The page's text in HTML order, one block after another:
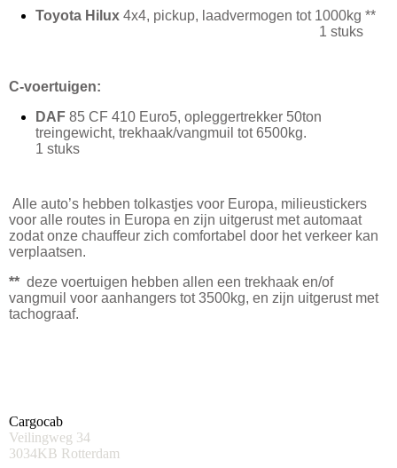
Toyota Hilux 4x4, pickup, laadvermogen tot 1000kg **
1 stuks
C-voertuigen:
DAF 85 CF 410 Euro5, opleggertrekker 50ton
treingewicht, trekhaak/vangmuil tot 6500kg.
1 stuks
Alle auto’s hebben tolkastjes voor Europa, milieustickers
voor alle routes in Europa en zijn uitgerust met automaat
zodat onze chauffeur zich comfortabel door het verkeer kan
verplaatsen.
** deze voertuigen hebben allen een trekhaak en/of
vangmuil voor aanhangers tot 3500kg, en zijn uitgerust met
tachograaf.
Cargocab
Veilingweg 34
3034KB Rotterdam